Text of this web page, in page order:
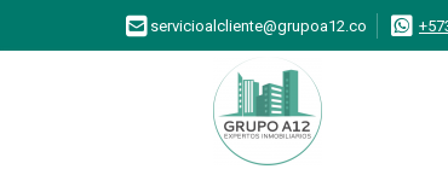
servicioalcliente@grupoa12.co